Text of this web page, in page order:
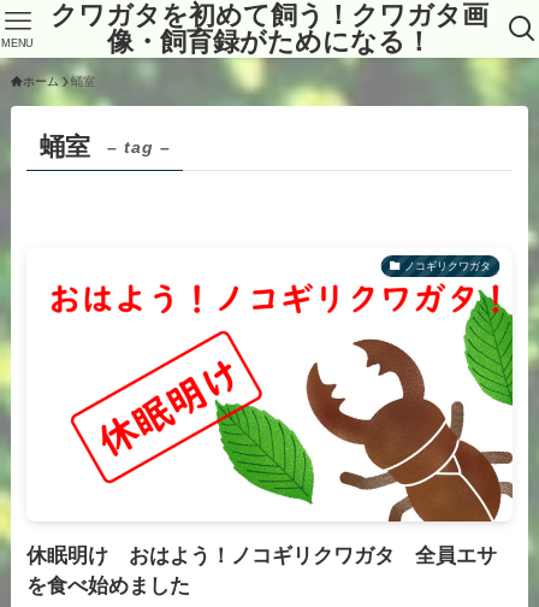
クワガタを初めて飼う！クワガタ画
像・飼育録がためになる！
MENU
ホーム 蛹室
蛹室 – tag –
ノコギリクワガタ
休眠明け おはよう！ノコギリクワガタ 全員エサ
を食べ始めました